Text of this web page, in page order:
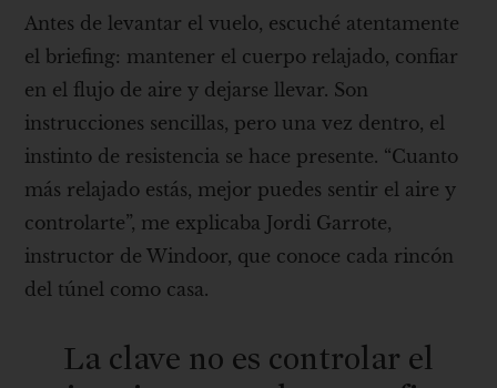
Antes de levantar el vuelo, escuché atentamente
el briefing: mantener el cuerpo relajado, confiar
en el flujo de aire y dejarse llevar. Son
instrucciones sencillas, pero una vez dentro, el
instinto de resistencia se hace presente. “Cuanto
más relajado estás, mejor puedes sentir el aire y
controlarte”, me explicaba Jordi Garrote,
instructor de Windoor, que conoce cada rincón
del túnel como casa.
La clave no es controlar el